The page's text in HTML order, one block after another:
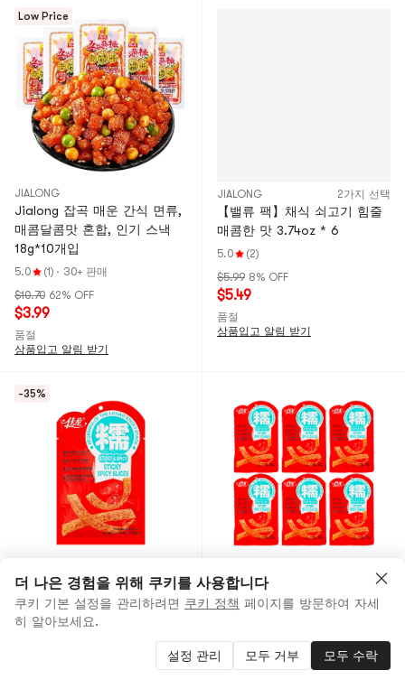
Low Price
JIALONG
Jialong 잡곡 매운 간식 면류,
매콤달콤맛 혼합, 인기 스낵
18g*10개입
5.0 (1) · 30+ 판매
$10.70 62% OFF
$3.99
품절
상품입고 알림 받기
JIALONG 2가지 선택
【밸류 팩】채식 쇠고기 힘줄
매콤한 맛 3.74oz * 6
5.0
(2)
$5.99 8% OFF
$5.49
품절
상품입고 알림 받기
-35%
매콤한 찹쌀 슬라이스, 뜨겁고
매운 맛 3.59온스
4.3
(3)
6가지 선택
【밸류 팩】매운 찹쌀 슬라이
스, 매콤하고 매운 맛 3.59oz
5.0
(1)
$5.99 8% OFF
더 나은 경험을 위해 쿠키를 사용합니다
쿠키 기본 설정을 관리하려면 쿠키 정책 페이지를 방문하여 자세
히 알아보세요.
설정 관리 모두 거부 모두 수락